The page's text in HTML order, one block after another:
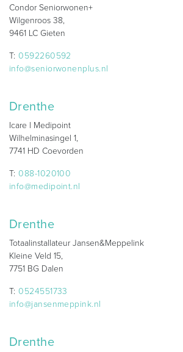
Condor Seniorwonen+
Wilgenroos 38,
9461 LC Gieten
T:0592260592
info@seniorwonenplus.nl
Drenthe
Icare l Medipoint
Wilhelminasingel 1,
7741 HD Coevorden
T:088-1020100
info@medipoint.nl
Drenthe
Totaalinstallateur Jansen&Meppelink
Kleine Veld 15,
7751 BG Dalen
T:0524551733
info@jansenmeppink.nl
Drenthe